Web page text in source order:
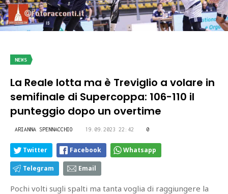
NEWS
La Reale lotta ma è Treviglio a volare in
semifinale di Supercoppa: 106-110 il
punteggio dopo un overtime
ARIANNA SPENNACCHIO 19.09.2023 22:42 0
Twitter Facebook Whatsapp
Telegram Email
Pochi volti sugli spalti ma tanta voglia di raggiungere la